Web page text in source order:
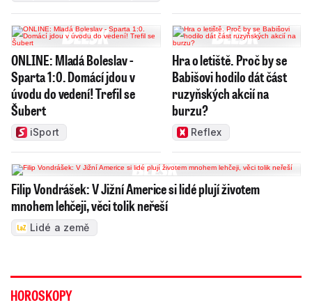
ONLINE: Mladá Boleslav -
Sparta 1:0. Domácí jdou v
úvodu do vedení! Trefil se
Šubert
iSport
Hra o letiště. Proč by se
Babišovi hodilo dát část
ruzyňských akcií na
burzu?
Reflex
Filip Vondrášek: V Jižní Americe si lidé plují životem
mnohem lehčeji, věci tolik neřeší
Lidé a země
HOROSKOPY